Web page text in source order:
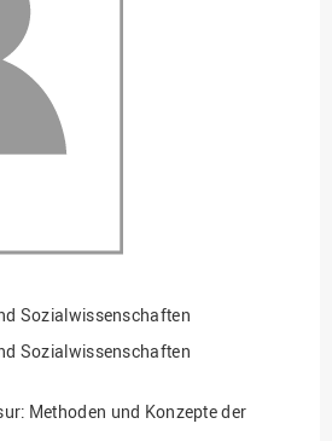
Sozialwissenschaften
Sozialwissenschaften
Methoden und Konzepte der